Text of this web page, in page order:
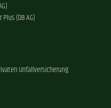
(DB AG)
Unfallversicherung